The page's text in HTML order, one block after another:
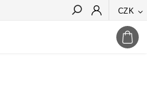
CZK
Hledat